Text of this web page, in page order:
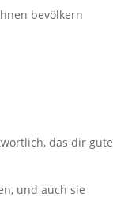
bevölkern
das dir gute
und auch sie